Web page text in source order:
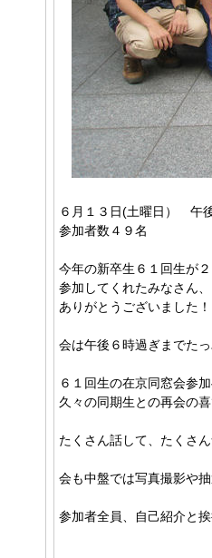
６月１３日(土曜日） 午
参加者数４９名
今年の新卒生６１回生が
参加してくれたみなさん
ありがとうございました！
会は午後６時過ぎまでた
６１回生の在京同窓会参
久々の同期生との再会の
たくさん話して、たくさ
会も中盤では写真撮影や
参加者全員、自己紹介と